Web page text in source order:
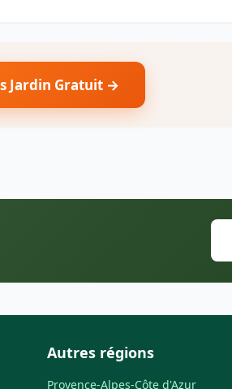
Jardin Gratuit →
Autres régions
Provence-Alpes-Côte d'Azur